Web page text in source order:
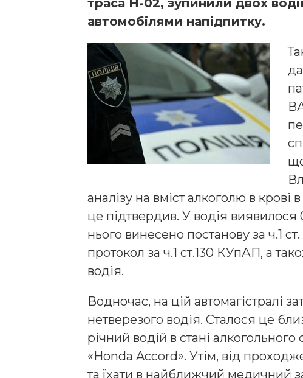
траса Н-02, зупинили двох
автомобілями напідпитку.
аналізу на вміст алкоголю в
це підтвердив. У водія
нього винесено постанову за ч.1
протокол за ч.1 ст.130 КУпАП, а
водія.
Водночас, на цій автомагістралі
нетверезого водія. Сталося це
річний водій в стані
«Honda Accord». Утім, від
та їхати в найближчий медичний